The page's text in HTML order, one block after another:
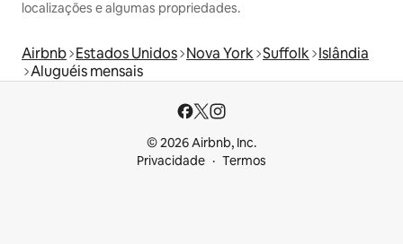
localizações e algumas propriedades.
Airbnb Estados Unidos Nova York Suffolk Islândia
Aluguéis mensais
© 2026 Airbnb, Inc.
Privacidade
Termos